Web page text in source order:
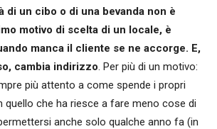
di un cibo o di una bevanda non è
motivo di scelta di un locale, è
manca il cliente se ne accorge. E,
cambia indirizzo. Per più di un motivo:
più attento a come spende i propri
quello che ha riesce a fare meno cose di
anche solo qualche anno fa (in